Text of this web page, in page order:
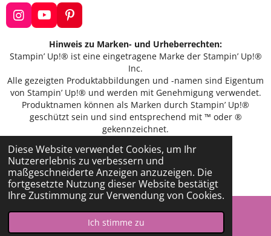
Diese Website verwendet Cookies, um Ihr
Nutzererlebnis zu verbessern und
maßgeschneiderte Anzeigen anzuzeigen. Die
fortgesetzte Nutzung dieser Website bestätigt
Ihre Zustimmung zur Verwendung von Cookies.
Ich stimme zu
I
n
t
g
r
a
m
Y
o
T
b
e
P
i
n
t
r
e
s
t
Hinweis zu Marken- und Urheberrechten:
Stampin’ Up!® ist eine eingetragene Marke der Stampin’ Up!®
Inc.
Alle gezeigten Produktabbildungen und -namen sind Eigentum
von Stampin’ Up!® und werden mit Genehmigung verwendet.
Produktnamen können als Marken durch Stampin’ Up!®
geschützt sein und sind entsprechend mit ™ oder ®
gekennzeichnet.
© 2021-2025